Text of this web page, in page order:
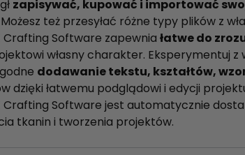
zapisywać, kupować i importować
też przesyłać różne typy plików z
Crafting Software zapewnia łatwe do
własny charakter. Eksperymentuj
dodawanie tekstu, kształtów,
dzięki łatwemu podglądowi i edycji
Crafting Software jest automatycznie
tkanin i tworzenia projektów.